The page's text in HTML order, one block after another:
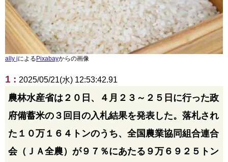
ally jによる Pixabayからの画像
1 : 2025/05/21(水) 12:53:42.91
農林水産省は２０日、４月２３～２５日に行った政
府備蓄米の３回目の入札結果を発表した。落札され
た１０万１６４トンのうち、全国農業協同組合連合
会（ＪＡ全農）が９７％にあたる９万６９２５トン